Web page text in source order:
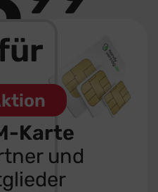
günstig
Karte
und